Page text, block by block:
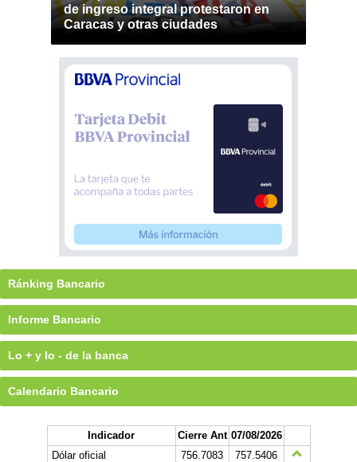
de ingreso integral protestaron en
Caracas y otras ciudades
Ránking Bancario
Informe Bancario
Lo + y lo - de la banca
Calendario Bancario
Indicador Cierre Ant 07/08/2026
Dólar oficial
756.7083
757.5406